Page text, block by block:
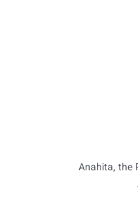
Anahita, the